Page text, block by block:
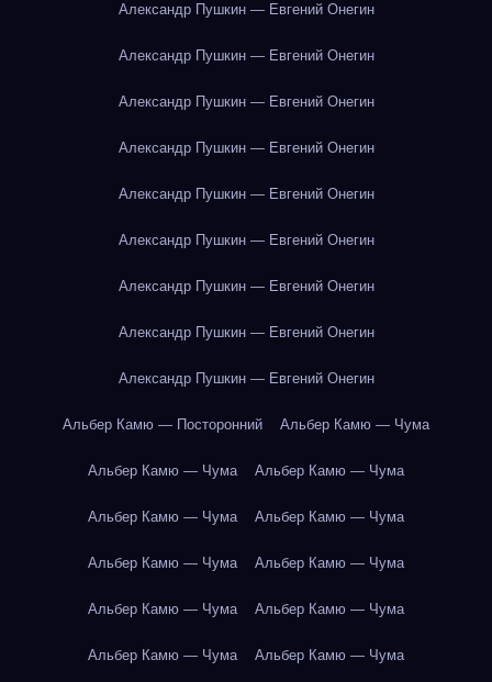
Александр Пушкин — Евгений Онегин
Александр Пушкин — Евгений Онегин
Александр Пушкин — Евгений Онегин
Александр Пушкин — Евгений Онегин
Александр Пушкин — Евгений Онегин
Александр Пушкин — Евгений Онегин
Александр Пушкин — Евгений Онегин
Александр Пушкин — Евгений Онегин
Александр Пушкин — Евгений Онегин
Альбер Камю — Посторонний Альбер Камю — Чума
Альбер Камю — Чума Альбер Камю — Чума
Альбер Камю — Чума Альбер Камю — Чума
Альбер Камю — Чума Альбер Камю — Чума
Альбер Камю — Чума Альбер Камю — Чума
Альбер Камю — Чума Альбер Камю — Чума